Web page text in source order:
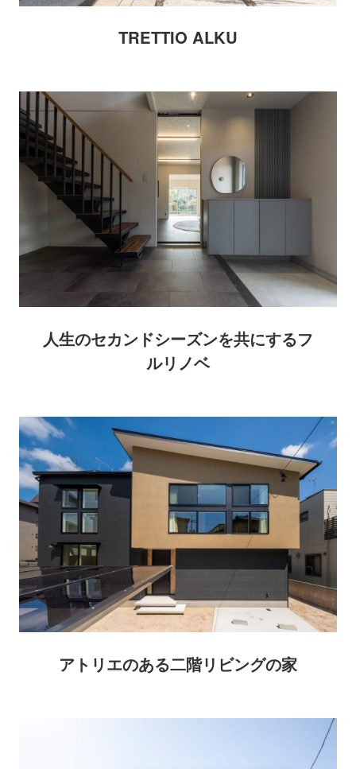
TRETTIO ALKU
人生のセカンドシーズンを共にするフ
ルリノベ
アトリエのある二階リビングの家